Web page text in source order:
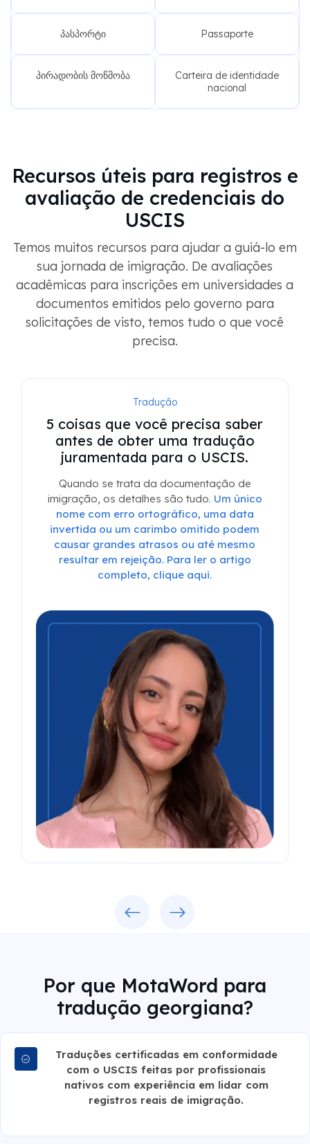
პასპორტი Passaporte
პირადობის მოწმობა
Carteira de identidade
nacional
Recursos úteis para registros e
avaliação de credenciais do
USCIS
Temos muitos recursos para ajudar a guiá-lo em
sua jornada de imigração. De avaliações
acadêmicas para inscrições em universidades a
documentos emitidos pelo governo para
solicitações de visto, temos tudo o que você
precisa.
Tradução
5 coisas que você precisa saber
antes de obter uma tradução
juramentada para o USCIS.
Quando se trata da documentação de
imigração, os detalhes são tudo. Um único
nome com erro ortográfico, uma data
invertida ou um carimbo omitido podem
causar grandes atrasos ou até mesmo
resultar em rejeição. Para ler o artigo
completo, clique aqui.
Por que MotaWord para
tradução georgiana?
Traduções certificadas em conformidade
com o USCIS feitas por profissionais
nativos com experiência em lidar com
registros reais de imigração.